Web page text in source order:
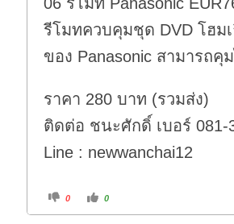
รีโมทควบคุมชุด DVD โฮมเ
ของ Panasonic สามารถคุ
ราคา 280 บาท (รวมส่ง)
ติดต่อ ชนะศักดิ์ เบอร์ 081-
Line : newwanchai12
C
i
0
C
i
0